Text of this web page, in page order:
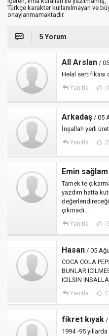
Türkçe karakter kullanılmayan ve
onaylanmamaktadır.
5 Yorum
All Arslan /
Helal sertifikası
Yanıtla
Arkadaş / 05
İnşallah yerli
Yanıtla
Emin sağlam
Tamek te
yazdım hatta
çıkmadi...
Yanıtla
Hasan / 05
COCA COLA
BUNLAR
ICILSIN
Yanıtla
fikret kıyak /
1994 -95